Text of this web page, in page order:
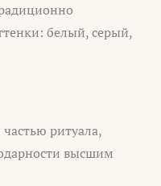
белый, серый,
ритуала,
высшим